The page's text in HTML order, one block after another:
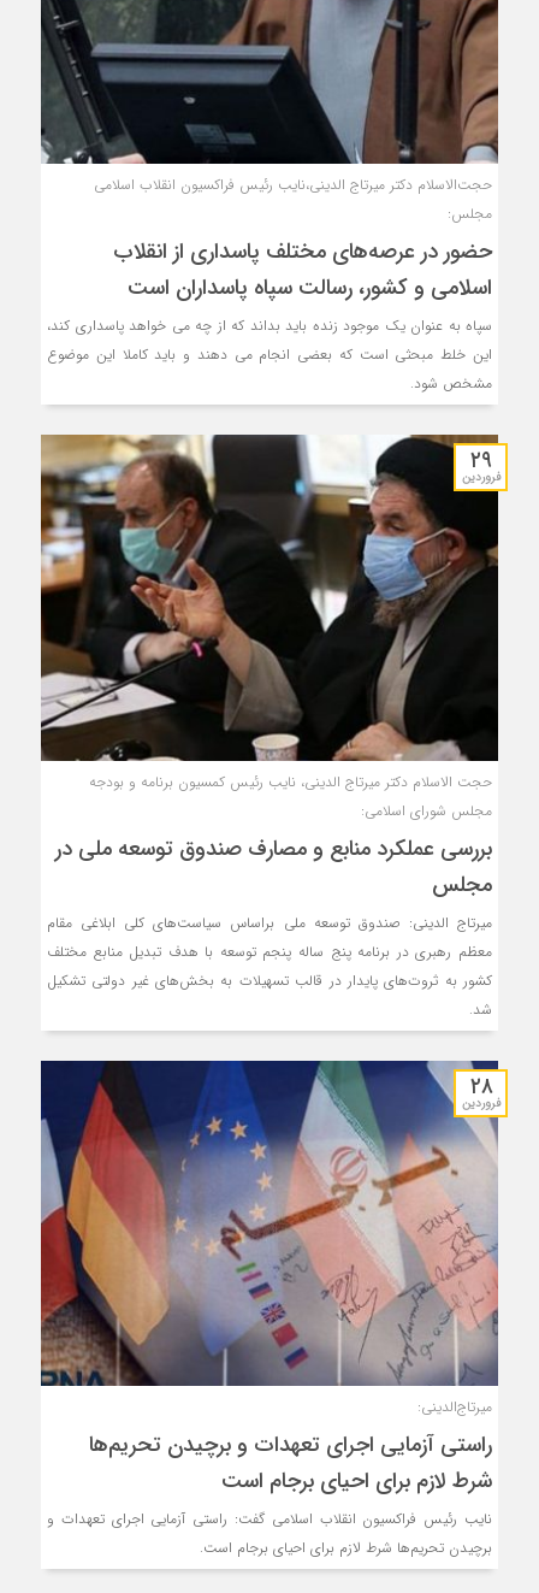
حجت‌الاسلام دکتر میرتاج الدینی،نایب رئیس فراکسیون انقلاب اسلامی
مجلس:
حضور در عرصه‌های مختلف پاسداری از انقلاب
اسلامی و کشور، رسالت سپاه پاسداران است
سپاه به عنوان یک موجود زنده باید بداند که از چه می خواهد پاسداری کند،
این خلط مبحثی است که بعضی انجام می دهند و باید کاملا این موضوع
مشخص شود.
۲۹
فروردین
حجت الاسلام دکتر میرتاج الدینی، نایب رئیس کمسیون برنامه و بودجه
مجلس شورای اسلامی:
بررسی عملکرد منابع و مصارف صندوق توسعه ملی در
مجلس
میرتاج الدینی: صندوق توسعه ملی براساس سیاست‌های کلی ابلاغی مقام
معظم رهبری در برنامه پنج ساله پنجم توسعه با هدف تبدیل منابع مختلف
کشور به ثروت‌های پایدار در قالب تسهیلات به بخش‌های غیر دولتی تشکیل
شد.
۲۸
فروردین
میرتاج‌الدینی:
راستی آزمایی اجرای تعهدات و برچیدن تحریم‌ها
شرط لازم برای احیای برجام است
نایب رئیس فراکسیون انقلاب اسلامی گفت: راستی آزمایی اجرای تعهدات و
برچیدن تحریم‌ها شرط لازم برای احیای برجام است.